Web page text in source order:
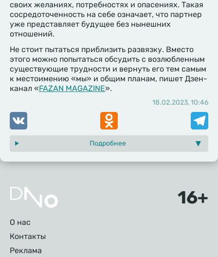
своих желаниях, потребностях и опасениях. Такая
сосредоточенность на себе означает, что партнер
уже представляет будущее без нынешних
отношений.
Не стоит пытаться приблизить развязку. Вместо
этого можно попытаться обсудить с возлюбленным
существующие трудности и вернуть его тем самым
к местоимению «мы» и общим планам, пишет Дзен-
канал «FAZAN MAGAZINE».
18.02.2023, 10:46
VK Odnoklassniki
Подробнее
Подвал
О нас
Контакты
Реклама